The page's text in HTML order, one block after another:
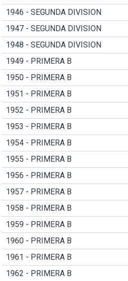
1946 - SEGUNDA DIVISION
1947 - SEGUNDA DIVISION
1948 - SEGUNDA DIVISION
1949 - PRIMERA B
1950 - PRIMERA B
1951 - PRIMERA B
1952 - PRIMERA B
1953 - PRIMERA B
1954 - PRIMERA B
1955 - PRIMERA B
1956 - PRIMERA B
1957 - PRIMERA B
1958 - PRIMERA B
1959 - PRIMERA B
1960 - PRIMERA B
1961 - PRIMERA B
1962 - PRIMERA B